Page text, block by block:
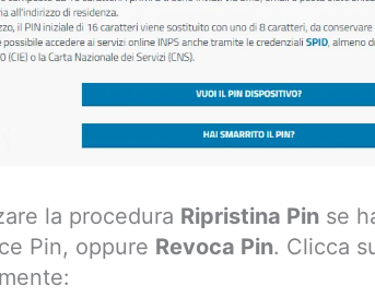
la procedura Ripristina Pin se
Pin, oppure Revoca Pin. Clicca